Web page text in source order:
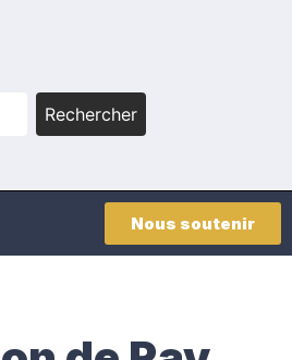
Rechercher
Nous soutenir